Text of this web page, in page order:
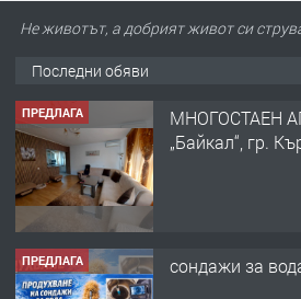
Не животът, а добрият живот си
Последни обяви
„Байкал“, гр.
ПРЕДЛАГА